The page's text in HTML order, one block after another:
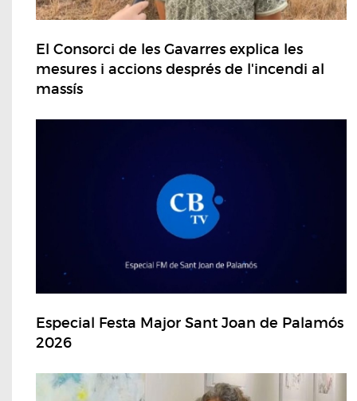
El Consorci de les Gavarres explica les
mesures i accions després de l'incendi al
massís
Especial Festa Major Sant Joan de Palamós
2026